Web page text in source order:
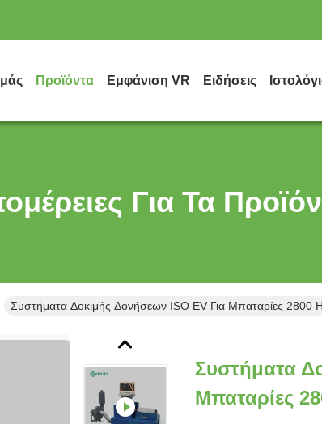
Προϊόντα Εμφάνιση VR Ειδήσεις
Για Τα
Συστήματα Δοκιμής Δονήσεων ISO EV Για Μπαταρίες 2800
Συστήματα
Μπαταρίες